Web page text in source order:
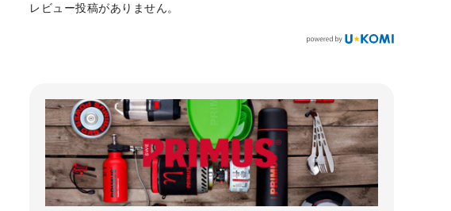
レビュー投稿がありません。